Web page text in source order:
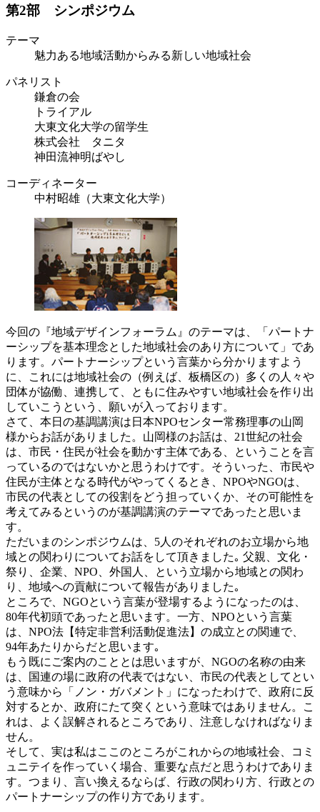
第2部 シンポジウム
テーマ
魅力ある地域活動からみる新しい地域社会
パネリスト
鎌倉の会
トライアル
大東文化大学の留学生
株式会社 タニタ
神田流神明ばやし
コーディネーター
中村昭雄（大東文化大学）
今回の『地域デザインフォーラム』のテーマは、「パートナ
ーシップを基本理念とした地域社会のあり方について」であ
ります。パートナーシップという言葉から分かりますよう
に、これには地域社会の（例えば、板橋区の）多くの人々や
団体が協働、連携して、ともに住みやすい地域社会を作り出
していこうという、願いが入っております。
さて、本日の基調講演は日本NPOセンター常務理事の山岡
様からお話がありました。山岡様のお話は、21世紀の社会
は、市民・住民が社会を動かす主体である、ということを言
っているのではないかと思うわけです。そういった、市民や
住民が主体となる時代がやってくるとき、NPOやNGOは、
市民の代表としての役割をどう担っていくか、その可能性を
考えてみるというのが基調講演のテーマであったと思いま
す。
ただいまのシンポジウムは、5人のそれぞれのお立場から地
域との関わりについてお話をして頂きました｡ 父親、文化・
祭り、企業、NPO、外国人、という立場から地域との関わ
り、地域への貢献について報告がありました｡
ところで、NGOという言葉が登場するようになったのは、
80年代初頭であったと思います。一方、NPOという言葉
は、NPO法【特定非営利活動促進法】の成立との関連で、
94年あたりからだと思います｡
もう既にご案内のこととは思いますが、NGOの名称の由来
は、国連の場に政府の代表ではない、市民の代表としてとい
う意味から「ノン・ガバメント」になったわけで、政府に反
対するとか、政府にたて突くという意味ではありません。こ
れは、よく誤解されるところであり、注意しなければなりま
せん。
そして、実は私はここのところがこれからの地域社会、コミ
ュニテイを作っていく場合、重要な点だと思うわけでありま
す。つまり、言い換えるならば、行政の関わり方、行政との
パートナーシップの作り方であります。